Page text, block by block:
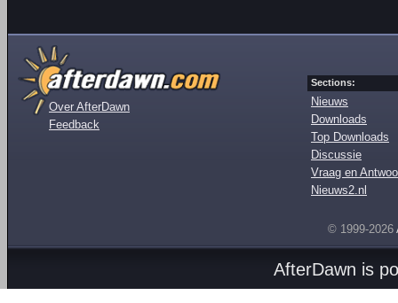
Over AfterDawn
Feedback
Sections:
Nieuws
Downloads
Top Downloads
Discussie
Vraag en
Nieuws2.nl
© 1999-2026
AfterDawn is